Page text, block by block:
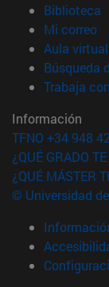
Biblioteca
Mi correo
Aula
Búsqueda
Trabaja
Información
TFNO +34 948
¿QUÉ GRADO
¿QUÉ MÁSTER
© Universidad